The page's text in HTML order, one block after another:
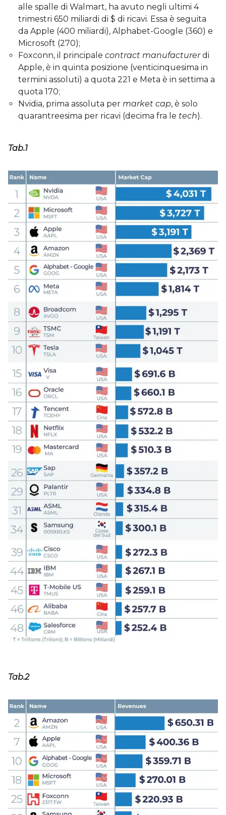
alle spalle di Walmart, ha avuto negli ultimi 4
trimestri 650 miliardi di $ di ricavi. Essa è seguita
da Apple (400 miliardi), Alphabet-Google (360) e
Microsoft (270);
Foxconn, il principale contract manufacturerdi
Apple, è in quinta posizione (venticinquesima in
termini assoluti) a quota 221 e Meta è in settima a
quota 170;
Nvidia, prima assoluta per market cap, è solo
quarantreesima per ricavi (decima fra le tech).
Tab.1
Tab.2